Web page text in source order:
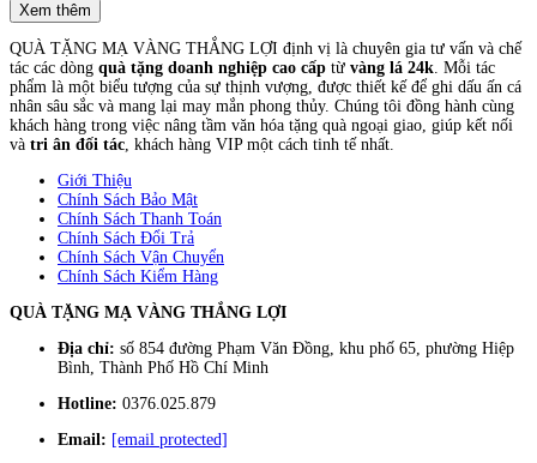
Xem thêm
QUÀ TẶNG MẠ VÀNG THẮNG LỢI định vị là chuyên gia tư vấn và chế
tác các dòng quà tặng doanh nghiệp cao cấp từ vàng lá 24k. Mỗi tác
phẩm là một biểu tượng của sự thịnh vượng, được thiết kế để ghi dấu ấn cá
nhân sâu sắc và mang lại may mắn phong thủy. Chúng tôi đồng hành cùng
khách hàng trong việc nâng tầm văn hóa tặng quà ngoại giao, giúp kết nối
và tri ân đối tác, khách hàng VIP một cách tinh tế nhất.
Giới Thiệu
Chính Sách Bảo Mật
Chính Sách Thanh Toán
Chính Sách Đổi Trả
Chính Sách Vận Chuyển
Chính Sách Kiểm Hàng
QUÀ TẶNG MẠ VÀNG THẮNG LỢI
Địa chỉ: số 854 đường Phạm Văn Đồng, khu phố 65, phường Hiệp
Bình, Thành Phố Hồ Chí Minh
Hotline: 0376.025.879
Email: [email protected]